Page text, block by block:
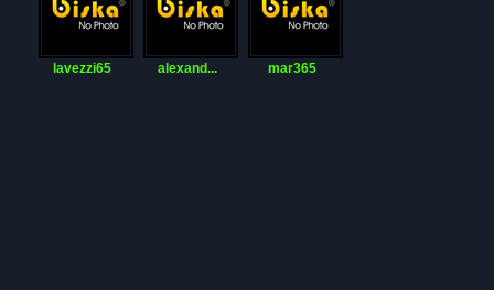
lavezzi65 alexand... mar365